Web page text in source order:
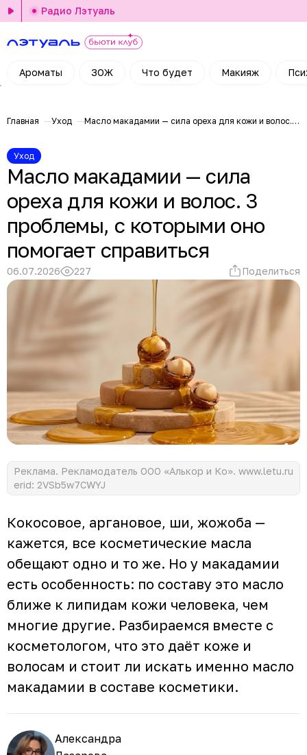
Ароматы ЗОЖ Что будет Макияж
Радио Лэтуаль
Главная Уход Масло макадамии — сила ореха для кожи и волос. 3 проблемы, с которыми оно помогает справиться
Уход
Масло макадамии — сила
ореха для кожи и волос. 3
проблемы, с которыми оно
помогает справиться
06.07.2026 227 Поделиться
Реклама. Рекламодатель ООО «Алькор и Ко». www.letu.ru
erid: 2VSb5w7CWYJ
Кокосовое, аргановое, ши, жожоба —
кажется, все косметические масла
обещают одно и то же. Но у макадамии
есть особенность: по составу это масло
ближе к липидам кожи человека, чем
многие другие. Разбираемся вместе с
косметологом, что это даёт коже и
волосам и стоит ли искать именно масло
макадамии в составе косметики.
Александра